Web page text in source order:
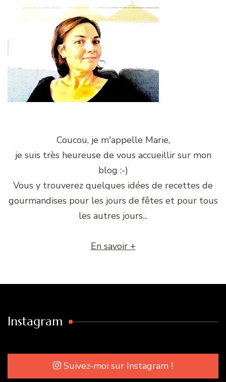
Coucou, je m'appelle Marie,
je suis très heureuse de vous accueillir sur mon
blog :-)
Vous y trouverez quelques idées de recettes de
gourmandises pour les jours de fêtes et pour tous
les autres jours...
En savoir +
Instagram
Suivez-moi sur Instagram !